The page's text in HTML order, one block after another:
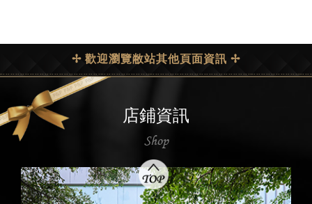
✢ 歡迎瀏覽敝站其他頁面資訊 ✢
店鋪資訊
Shop